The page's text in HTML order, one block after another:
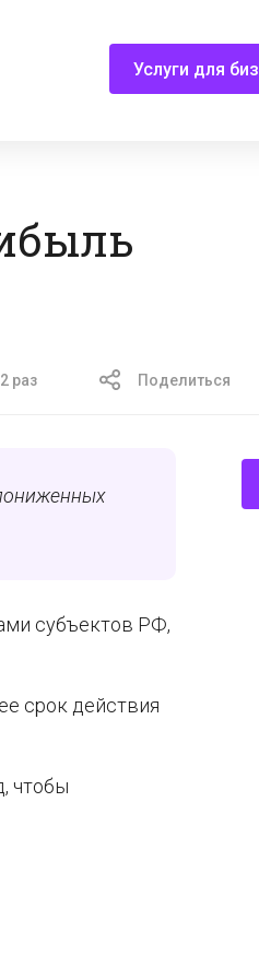
Услуги для
раз Поделиться
субъектов РФ,
срок действия
чтобы